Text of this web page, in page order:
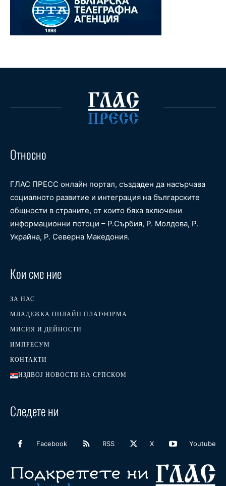
Относно
ГЛАС ПРЕСС онлайн портал, създаден да насърчава
социалното развитие и интеграция на българските
общности в страните, от които бяха включени
информационни потоци – Р.Сърбия, Р. Молдова, Р.
Украйна, Р. Северна Македония.
Кои сме ние
ЗА НАС
МЛАДЕЖКА ОНЛАЙН ПЛАТФОРМА
МИСИЯ И ДЕЙНОСТИ
ИМПРЕСУМ
КОНТАКТИ
ИЗДВОЈ НОВОСТИ НА СРПСКОМ
Следете ни
Facebook RSS X Youtube